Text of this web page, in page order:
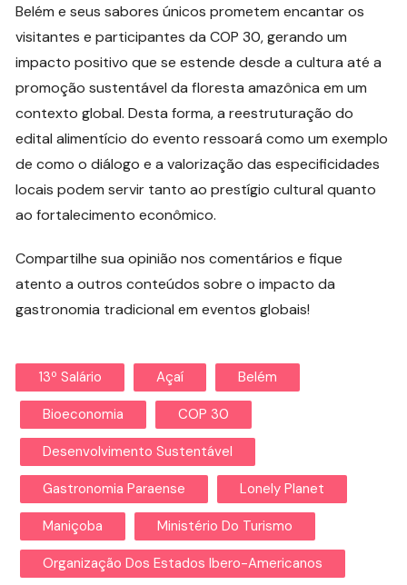
Belém e seus sabores únicos prometem encantar os
visitantes e participantes da COP 30, gerando um
impacto positivo que se estende desde a cultura até a
promoção sustentável da floresta amazônica em um
contexto global. Desta forma, a reestruturação do
edital alimentício do evento ressoará como um exemplo
de como o diálogo e a valorização das especificidades
locais podem servir tanto ao prestígio cultural quanto
ao fortalecimento econômico.
Compartilhe sua opinião nos comentários e fique
atento a outros conteúdos sobre o impacto da
gastronomia tradicional em eventos globais!
13º Salário Açaí Belém
Bioeconomia COP 30
Desenvolvimento Sustentável
Gastronomia Paraense Lonely Planet
Maniçoba Ministério Do Turismo
Organização Dos Estados Ibero-Americanos